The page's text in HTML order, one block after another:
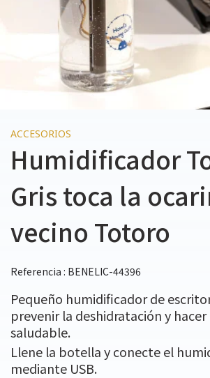
ACCESORIOS
Humidificador
Gris toca la
vecino Totoro
Referencia : BENELIC-44396
Pequeño humidificador de
prevenir la deshidratación y hacer
saludable.
Llene la botella y conecte el
mediante USB.